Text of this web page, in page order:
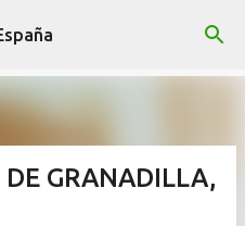
principal
DE GRANADILLA,